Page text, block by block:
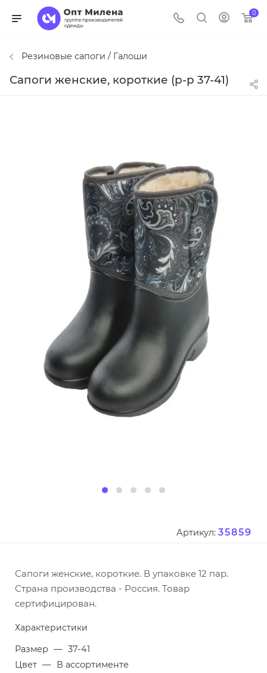
0
Резиновые сапоги / Галоши
Сапоги женские, короткие (р-р 37-41)
Артикул: 35859
Сапоги женские, короткие. В упаковке 12 пар.
Страна производства - Россия. Товар
сертифицирован.
Характеристики
Размер — 37-41
Цвет — В ассортименте